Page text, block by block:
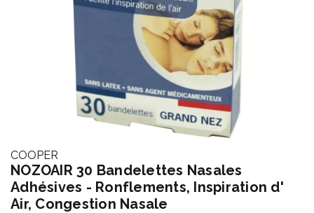
COOPER
NOZOAIR 30 Bandelettes Nasales
Adhésives - Ronflements, Inspiration d'
Air, Congestion Nasale